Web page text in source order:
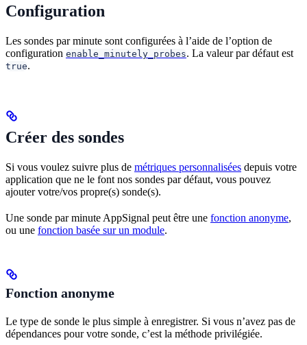
Configuration
Les sondes par minute sont configurées à l’aide de l’option de
configuration enable_minutely_probes. La valeur par défaut est
true.
Créer des sondes
Si vous voulez suivre plus de métriques personnalisées depuis votre
application que ne le font nos sondes par défaut, vous pouvez
ajouter votre/vos propre(s) sonde(s).
Une sonde par minute AppSignal peut être une fonction anonyme,
ou une fonction basée sur un module.
Fonction anonyme
Le type de sonde le plus simple à enregistrer. Si vous n’avez pas de
dépendances pour votre sonde, c’est la méthode privilégiée.